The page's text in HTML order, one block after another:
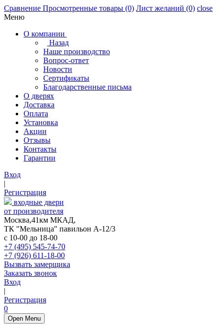
Сравнение Просмотренные товары (0) Лист желаний (0) close
Меню
О компании
Назад
Наше производство
Вопрос-ответ
Новости
Сертификаты
Благодарственные письма
О дверях
Доставка
Оплата
Установка
Акции
Отзывы
Контакты
Гарантии
Вход
|
Регистрация
входные двери
от производителя
Москва,41км МКАД,
ТК "Мельница" павильон А-12/3
с 10-00 до 18-00
+7 (495) 545-74-70
+7 (926) 611-18-00
Вызвать замерщика
Заказать звонок
Вход
|
Регистрация
0
Open Menu